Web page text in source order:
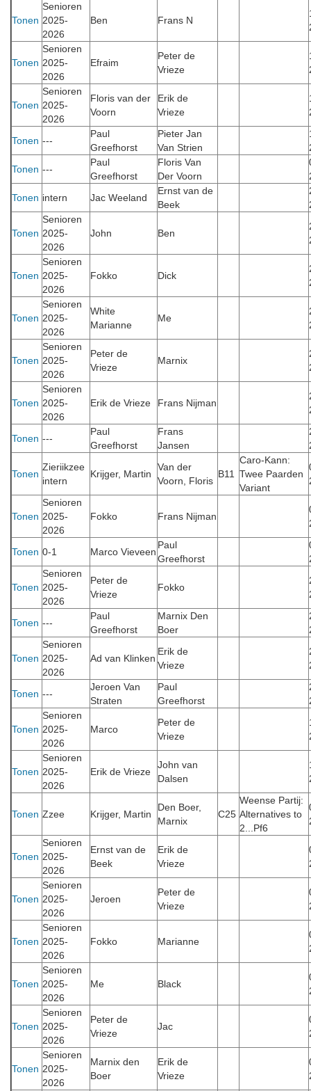
Tonen
Senioren
2025-
2026
Ben Frans N
Tonen
Senioren
2025-
2026
Efraim
Peter de
Vrieze
Tonen
Senioren
2025-
2026
Floris van der
Voorn
Erik de
Vrieze
Tonen ---
Paul
Greefhorst
Pieter Jan
Van Strien
Tonen ---
Paul
Greefhorst
Floris Van
Der Voorn
Tonen intern Jac Weeland
Ernst van de
Beek
Tonen
Senioren
2025-
2026
John Ben
Tonen
Senioren
2025-
2026
Fokko Dick
Tonen
Senioren
2025-
2026
White
Marianne
Me
Tonen
Senioren
2025-
2026
Peter de
Vrieze
Marnix
Tonen
Senioren
2025-
2026
Erik de Vrieze Frans Nijman
Tonen ---
Paul
Greefhorst
Frans
Jansen
Tonen
Zieriikzee
intern
Krijger, Martin
Van der
Voorn, Floris
B11
Caro-Kann:
Twee Paarden
Variant
Tonen
Senioren
2025-
2026
Fokko Frans Nijman
Tonen 0-1 Marco Vieveen
Paul
Greefhorst
Tonen
Senioren
2025-
2026
Peter de
Vrieze
Fokko
Tonen ---
Paul
Greefhorst
Marnix Den
Boer
Tonen
Senioren
2025-
2026
Ad van Klinken
Erik de
Vrieze
Tonen ---
Jeroen Van
Straten
Paul
Greefhorst
Tonen
Senioren
2025-
2026
Marco
Peter de
Vrieze
Tonen
Senioren
2025-
2026
Erik de Vrieze
John van
Dalsen
Tonen Zzee Krijger, Martin
Den Boer,
Marnix
C25
Weense Partij:
Alternatives to
2...Pf6
Tonen
Senioren
2025-
2026
Ernst van de
Beek
Erik de
Vrieze
Tonen
Senioren
2025-
2026
Jeroen
Peter de
Vrieze
Tonen
Senioren
2025-
2026
Fokko Marianne
Tonen
Senioren
2025-
2026
Me Black
Tonen
Senioren
2025-
2026
Peter de
Vrieze
Jac
Tonen
Senioren
2025-
2026
Marnix den
Boer
Erik de
Vrieze